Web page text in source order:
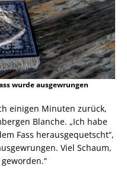
wurde ausgewrungen
einigen Minuten zurück,
Blanche. „Ich habe
Fass herausgequetscht“,
Viel Schaum,